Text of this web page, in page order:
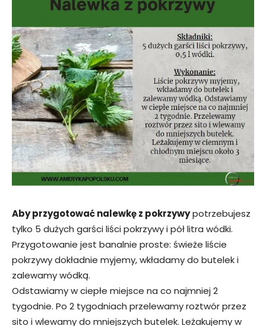
Aby przygotować nalewkę z pokrzywypotrzebujesz
tylko 5 dużych garści liści pokrzywy i pół litra wódki.
Przygotowanie jest banalnie proste: świeże liście
pokrzywy dokładnie myjemy, wkładamy do butelek i
zalewamy wódką.
Odstawiamy w ciepłe miejsce na co najmniej 2
tygodnie. Po 2 tygodniach przelewamy roztwór przez
sito i wlewamy do mniejszych butelek. Leżakujemy w